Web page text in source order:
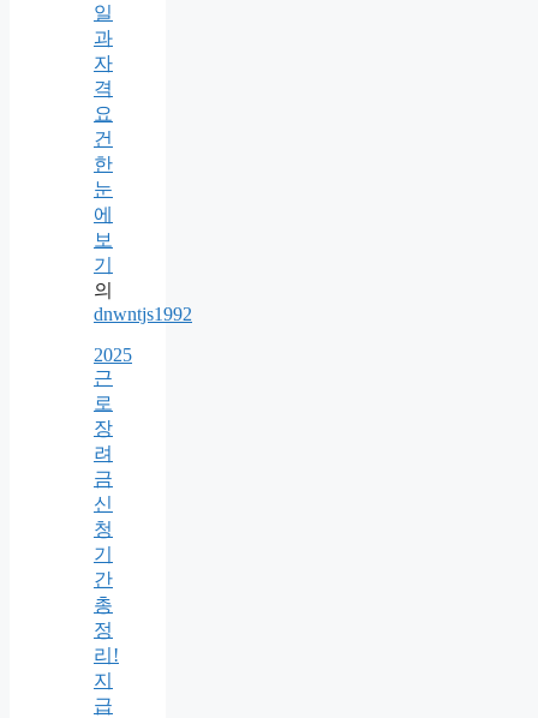
일
과
자
격
요
건
한
눈
에
보
기
의
dnwntjs1992
2025
근
로
장
려
금
신
청
기
간
총
정
리!
지
급